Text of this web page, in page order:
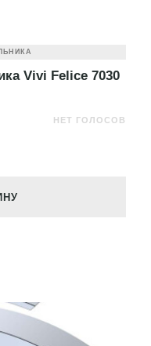
Vivi Felice 7030
НЕТ ГОЛОСОВ